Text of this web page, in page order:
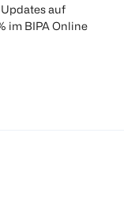
auf
im BIPA Online